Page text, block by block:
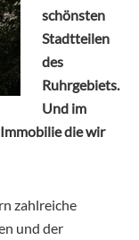
schönsten
Stadtteilen
des
Ruhrgebiets.
Und im
die wir
zahlreiche
und der